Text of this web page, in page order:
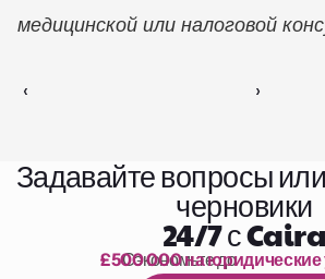
медицинской или налоговой
‹ ›
Задавайте вопросы
черновики
24/7 с Caira
Сэкономьте до
£500 000 на юридические